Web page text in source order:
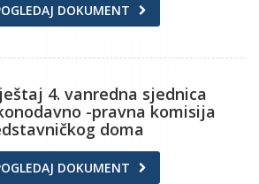
DOKUMENT
4. vanredna sjednica
-pravna komisija
doma
DOKUMENT